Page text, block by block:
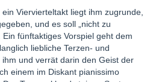
Viervierteltakt liegt ihm zugrunde,
und es soll „nicht zu
fünftaktiges Vorspiel geht dem
liebliche Terzen- und
und verrät darin den Geist der
einem im Diskant pianissimo